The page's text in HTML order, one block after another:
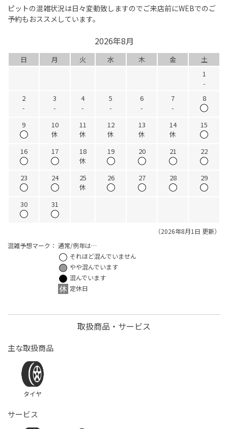
ピットの混雑状況は日々変動致しますのでご来店前にWEBでのご
予約もおススメしています。
2026年8月
日 月 火 水 木 金
土
1
-
2
-
3
-
4
-
5
-
6
-
7
-
8
9
10
休
11
休
12
休
13
休
14
休
15
16 17
18
休
19 20 21 22
23 24
25
休
26 27 28 29
30 31
（2026年8月1日 更新）
混雑予想マーク： 通常/例年は…
それほど混んでいません
やや混んでいます
混んでいます
定休日
取扱商品・サービス
主な取扱商品
タイヤ
サービス